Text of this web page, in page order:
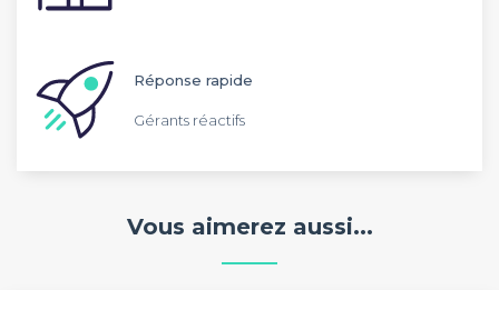
Réponse rapide
Gérants réactifs
Vous aimerez aussi...